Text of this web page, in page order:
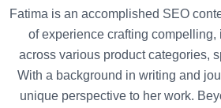
Fatima is an accomplished SEO
of experience crafting compelling,
across various product categories,
With a background in writing and
unique perspective to her work.